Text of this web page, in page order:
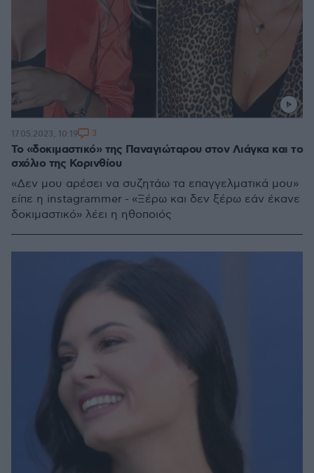
Το «δοκιμαστικό» της Παναγιώταρου στον Λιάγκα και το
σχόλιο της Κορινθίου
«Δεν μου αρέσει να συζητάω τα επαγγελματικά μου»
είπε η instagrammer - «Ξέρω και δεν ξέρω εάν έκανε
δοκιμαστικό» λέει η ηθοποιός
17.05.2023, 10:19 3